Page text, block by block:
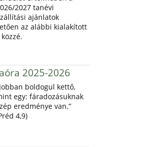
2027 tanévi
ajánlatok
az alábbi kialakított
2025-2026
boldogul kettő,
egy: fáradozásuknak
eredménye van.”
4,9)